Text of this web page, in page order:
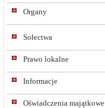
Organy
Sołectwa
Prawo lokalne
Informacje
Oświadczenia majątkowe